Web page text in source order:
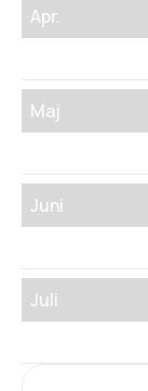
Apr.
Maj
Juni
Juli